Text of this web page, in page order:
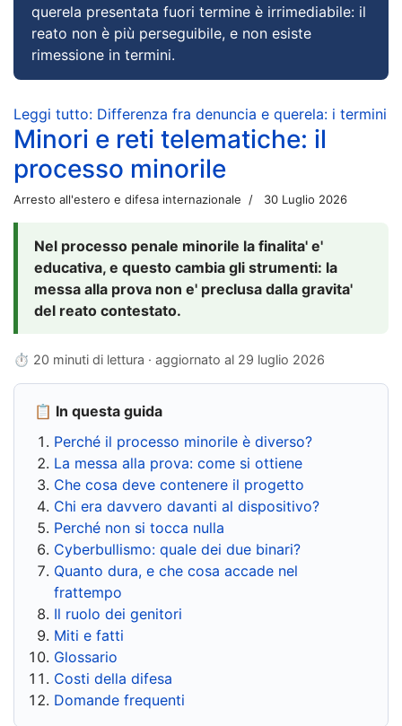
querela presentata fuori termine è irrimediabile: il
reato non è più perseguibile, e non esiste
rimessione in termini.
Leggi tutto: Differenza fra denuncia e querela: i termini
Minori e reti telematiche: il
processo minorile
Arresto all'estero e difesa internazionale 30 Luglio 2026
Nel processo penale minorile la finalita' e'
educativa, e questo cambia gli strumenti: la
messa alla prova non e' preclusa dalla gravita'
del reato contestato.
⏱ 20 minuti di lettura · aggiornato al 29 luglio 2026
📋 In questa guida
Perché il processo minorile è diverso?
La messa alla prova: come si ottiene
Che cosa deve contenere il progetto
Chi era davvero davanti al dispositivo?
Perché non si tocca nulla
Cyberbullismo: quale dei due binari?
Quanto dura, e che cosa accade nel
frattempo
Il ruolo dei genitori
Miti e fatti
Glossario
Costi della difesa
Domande frequenti